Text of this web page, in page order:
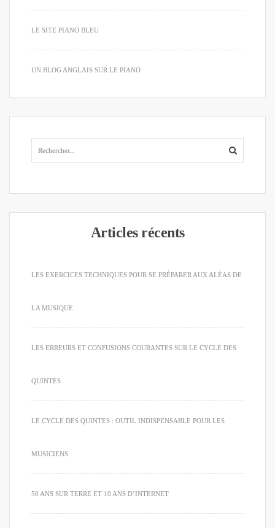
LE SITE PIANO BLEU
UN BLOG ANGLAIS SUR LE PIANO
Articles récents
LES EXERCICES TECHNIQUES POUR SE PRÉPARER AUX ALÉAS DE
LA MUSIQUE
LES ERREURS ET CONFUSIONS COURANTES SUR LE CYCLE DES
QUINTES
LE CYCLE DES QUINTES : OUTIL INDISPENSABLE POUR LES
MUSICIENS
50 ANS SUR TERRE ET 10 ANS D’INTERNET